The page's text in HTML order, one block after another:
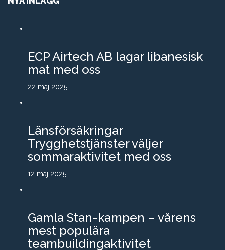
ECP Airtech AB lagar libanesisk
mat med oss
22 maj 2025
Länsförsäkringar
Trygghetstjänster väljer
sommaraktivitet med oss
12 maj 2025
Gamla Stan-kampen – vårens
mest populära
teambuildingaktivitet